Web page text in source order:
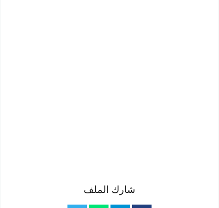
شارك الملف